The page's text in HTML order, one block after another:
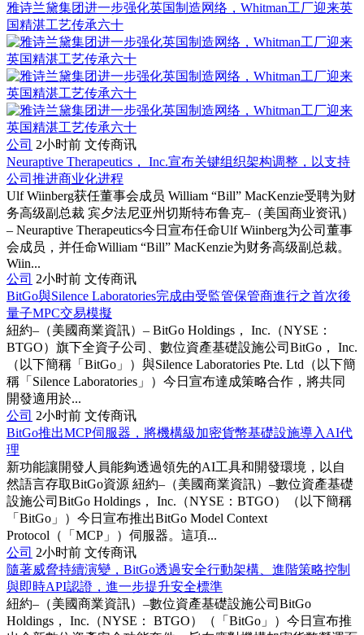
雅诗兰黛集团进一步强化英国制造网络，Whitman工厂迎来英
国精湛工艺传承六十
公司 2小时前 文传商讯
Neuraptive Therapeutics， Inc.宣布关键组织架构调整，以支持
公司推进商业化进程
Ulf Wiinberg获任董事会成员 William “Bill” MacKenzie受聘为财
务高级副总裁 宾夕法尼亚州切斯特布鲁克–（美国商业资讯）
– Neuraptive Therapeutics今日宣布任命Ulf Wiinberg为公司董事
会成员，并任命William “Bill” MacKenzie为财务高级副总裁。
Wiin...
公司 2小时前 文传商讯
BitGo與Silence Laboratories完成由受監管保管商進行之首次後
量子MPC交易模擬
紐約–（美國商業資訊）– BitGo Holdings， Inc.（NYSE：
BTGO）旗下全資子公司、數位資產基礎設施公司BitGo， Inc.
（以下簡稱「BitGo」）與Silence Laboratories Pte. Ltd（以下簡
稱「Silence Laboratories」）今日宣布達成策略合作，將共同
開發適用於...
公司 2小时前 文传商讯
BitGo推出MCP伺服器，將機構級加密貨幣基礎設施導入AI代
理
新功能讓開發人員能夠透過領先的AI工具和開發環境，以自
然語言存取BitGo資源 紐約–（美國商業資訊）–數位資產基礎
設施公司BitGo Holdings， Inc.（NYSE：BTGO）（以下簡稱
「BitGo」）今日宣布推出BitGo Model Context
Protocol（「MCP」）伺服器。這項...
公司 2小时前 文传商讯
隨著威脅持續演變，BitGo透過安全行動架構、進階策略控制
與即時API認證，進一步提升安全標準
紐約–（美國商業資訊）–數位資產基礎設施公司BitGo
Holdings， Inc.（NYSE： BTGO）（「BitGo」）今日宣布推